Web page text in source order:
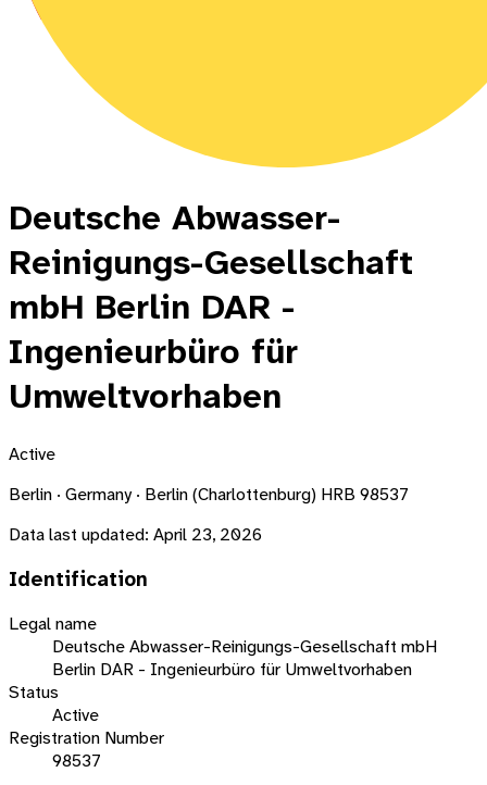
Deutsche Abwasser-
Reinigungs-Gesellschaft
mbH Berlin DAR -
Ingenieurbüro für
Umweltvorhaben
Active
Berlin · Germany · Berlin (Charlottenburg) HRB 98537
Data last updated: April 23, 2026
Identification
Legal name
Deutsche Abwasser-Reinigungs-Gesellschaft mbH
Berlin DAR - Ingenieurbüro für Umweltvorhaben
Status
Active
Registration Number
98537